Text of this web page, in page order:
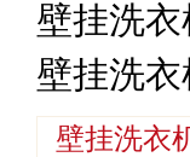
壁挂洗
壁挂洗
壁挂洗衣